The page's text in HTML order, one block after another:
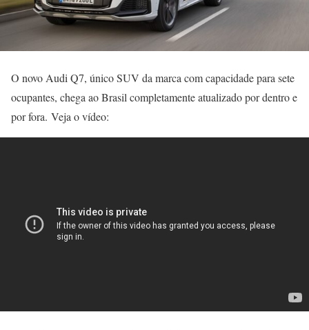
O novo Audi Q7, único SUV da marca com capacidade para sete
ocupantes, chega ao Brasil completamente atualizado por dentro e
por fora. Veja o vídeo: